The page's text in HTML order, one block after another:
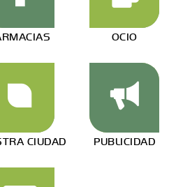
OCIO
CIUDAD PUBLICIDAD